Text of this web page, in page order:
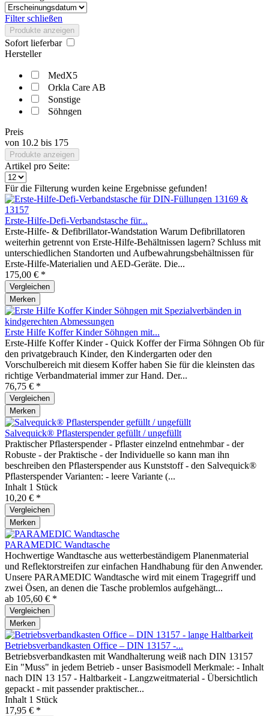
Filter schließen
Produkte anzeigen
Sofort lieferbar
Hersteller
MedX5
Orkla Care AB
Sonstige
Söhngen
Preis
von 10.2 bis 175
Produkte anzeigen
Artikel pro Seite:
Für die Filterung wurden keine Ergebnisse gefunden!
Erste-Hilfe-Defi-Verbandstasche für...
Erste-Hilfe- & Defibrillator-Wandstation Warum Defibrillatoren
weiterhin getrennt von Erste-Hilfe-Behältnissen lagern? Schluss mit
unterschiedlichen Standorten und Aufbewahrungsbehältnissen für
Erste-Hilfe-Materialien und AED-Geräte. Die...
175,00 € *
Vergleichen
Merken
Erste Hilfe Koffer Kinder Söhngen mit...
Erste-Hilfe Koffer Kinder - Quick Koffer der Firma Söhngen Ob für
den privatgebrauch Kinder, den Kindergarten oder den
Vorschulbereich mit diesem Koffer haben Sie für die kleinsten das
richtige Verbandmaterial immer zur Hand. Der...
76,75 € *
Vergleichen
Merken
Salvequick® Pflasterspender gefüllt / ungefüllt
Praktischer Pflasterspender - Pflaster einzelnd entnehmbar - der
Robuste - der Praktische - der Individuelle so kann man ihn
beschreiben den Pflasterspender aus Kunststoff - den Salvequick®
Pflasterspender Varianten: - leere Variante (...
Inhalt 1 Stück
10,20 € *
Vergleichen
Merken
PARAMEDIC Wandtasche
Hochwertige Wandtasche aus wetterbeständigem Planenmaterial
und Reflektorstreifen zur einfachen Handhabung für den Anwender.
Unsere PARAMEDIC Wandtasche wird mit einem Tragegriff und
zwei Ösen, an denen die Tasche problemlos aufgehängt...
ab 105,60 € *
Vergleichen
Merken
Betriebsverbandkasten Office – DIN 13157 -...
Betriebsverbandkasten mit Wandhalterung weiß nach DIN 13157
Ein "Muss" in jedem Betrieb - unser Basismodell Merkmale: - Inhalt
nach DIN 13 157 - Haltbarkeit - Langzweitmaterial - Übersichtlich
gepackt - mit passender praktischer...
Inhalt 1 Stück
17,95 € *